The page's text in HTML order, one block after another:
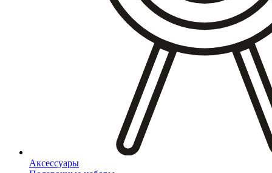
Аксессуары